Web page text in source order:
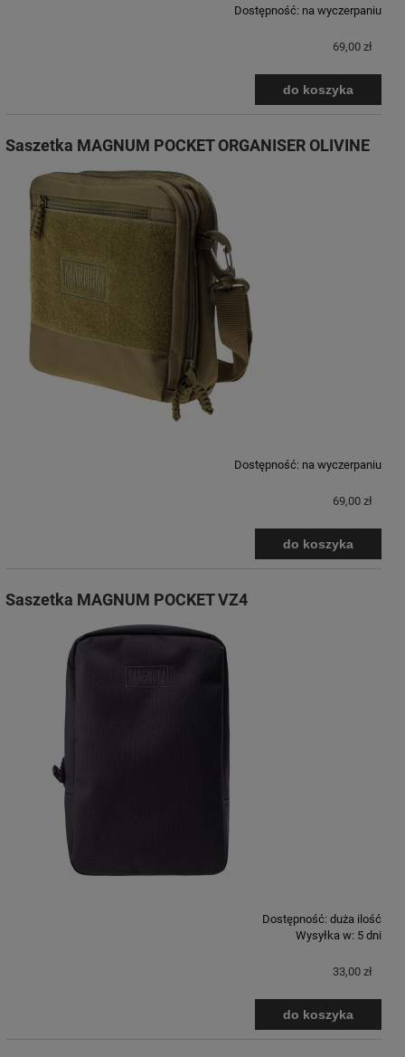
Dostępność: na wyczerpaniu
69,00 zł
do koszyka
Saszetka MAGNUM POCKET ORGANISER OLIVINE
Dostępność: na wyczerpaniu
69,00 zł
do koszyka
Saszetka MAGNUM POCKET VZ4
Dostępność: duża ilość
Wysyłka w: 5 dni
33,00 zł
do koszyka